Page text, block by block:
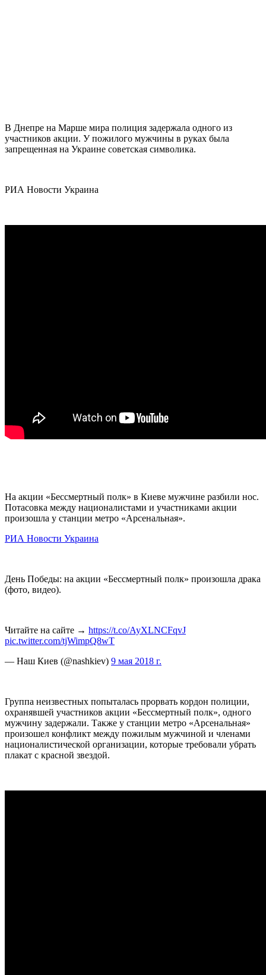
В Днепре на Марше мира полиция задержала одного из
участников акции. У пожилого мужчины в руках была
запрещенная на Украине советская символика.
РИА Новости Украина
На акции «Бессмертный полк» в Киеве мужчине разбили нос.
Потасовка между националистами и участниками акции
произошла у станции метро «Арсенальная».
РИА Новости Украина
День Победы: на акции «Бессмертный полк» произошла драка
(фото, видео).
Читайте на сайте → https://t.co/AyXLNCFqvJ
pic.twitter.com/tjWimpQ8wT
— Наш Киев (@nashkiev) 9 мая 2018 г.
Группа неизвестных попыталась прорвать кордон полиции,
охранявшей участников акции «Бессмертный полк», одного
мужчину задержали. Также у станции метро «Арсенальная»
произошел конфликт между пожилым мужчиной и членами
националистической организации, которые требовали убрать
плакат с красной звездой.